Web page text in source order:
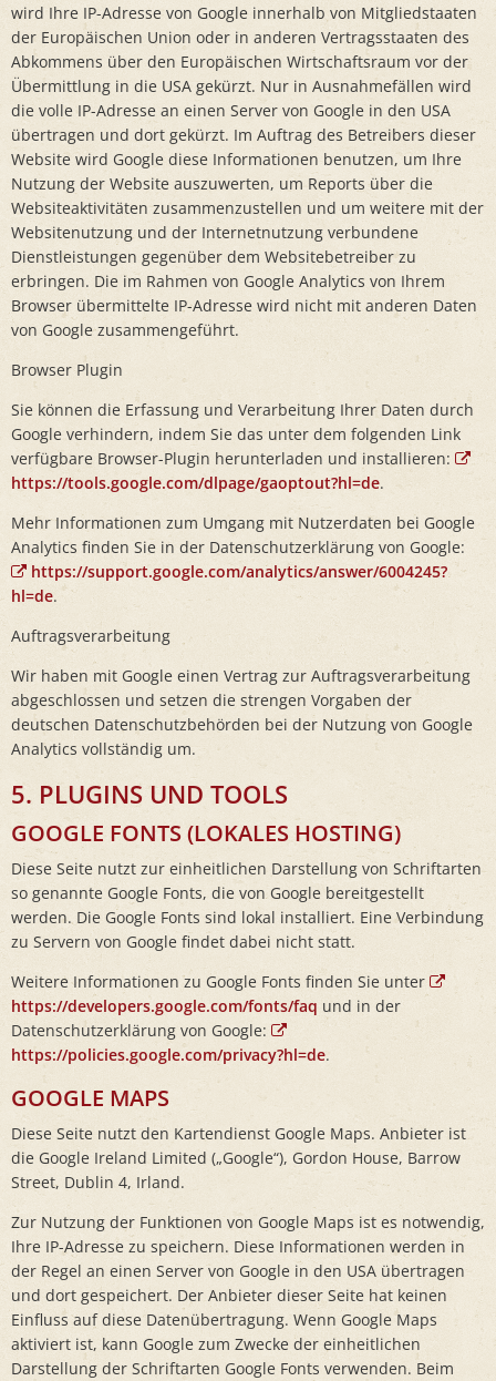
wird Ihre IP-Adresse von Google innerhalb von Mitgliedstaaten
der Europäischen Union oder in anderen Vertragsstaaten des
Abkommens über den Europäischen Wirtschaftsraum vor der
Übermittlung in die USA gekürzt. Nur in Ausnahmefällen wird
die volle IP-Adresse an einen Server von Google in den USA
übertragen und dort gekürzt. Im Auftrag des Betreibers dieser
Website wird Google diese Informationen benutzen, um Ihre
Nutzung der Website auszuwerten, um Reports über die
Websiteaktivitäten zusammenzustellen und um weitere mit der
Websitenutzung und der Internetnutzung verbundene
Dienstleistungen gegenüber dem Websitebetreiber zu
erbringen. Die im Rahmen von Google Analytics von Ihrem
Browser übermittelte IP-Adresse wird nicht mit anderen Daten
von Google zusammengeführt.
Browser Plugin
Sie können die Erfassung und Verarbeitung Ihrer Daten durch
Google verhindern, indem Sie das unter dem folgenden Link
verfügbare Browser-Plugin herunterladen und installieren:
https://tools.google.com/dlpage/gaoptout?hl=de.
Mehr Informationen zum Umgang mit Nutzerdaten bei Google
Analytics finden Sie in der Datenschutzerklärung von Google:
https://support.google.com/analytics/answer/6004245?
hl=de.
Auftragsverarbeitung
Wir haben mit Google einen Vertrag zur Auftragsverarbeitung
abgeschlossen und setzen die strengen Vorgaben der
deutschen Datenschutzbehörden bei der Nutzung von Google
Analytics vollständig um.
5. PLUGINS UND TOOLS
GOOGLE FONTS (LOKALES HOSTING)
Diese Seite nutzt zur einheitlichen Darstellung von Schriftarten
so genannte Google Fonts, die von Google bereitgestellt
werden. Die Google Fonts sind lokal installiert. Eine Verbindung
zu Servern von Google findet dabei nicht statt.
Weitere Informationen zu Google Fonts finden Sie unter
https://developers.google.com/fonts/faq und in der
Datenschutzerklärung von Google:
https://policies.google.com/privacy?hl=de.
GOOGLE MAPS
Diese Seite nutzt den Kartendienst Google Maps. Anbieter ist
die Google Ireland Limited („Google“), Gordon House, Barrow
Street, Dublin 4, Irland.
Zur Nutzung der Funktionen von Google Maps ist es notwendig,
Ihre IP-Adresse zu speichern. Diese Informationen werden in
der Regel an einen Server von Google in den USA übertragen
und dort gespeichert. Der Anbieter dieser Seite hat keinen
Einfluss auf diese Datenübertragung. Wenn Google Maps
aktiviert ist, kann Google zum Zwecke der einheitlichen
Darstellung der Schriftarten Google Fonts verwenden. Beim